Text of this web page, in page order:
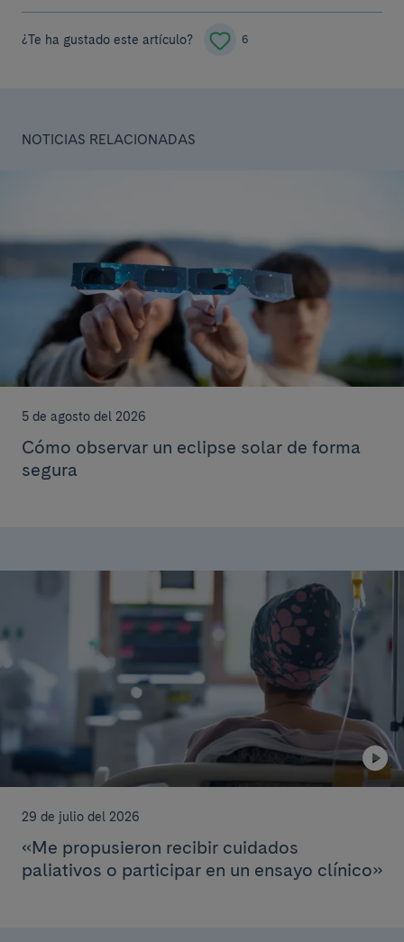
¿Te ha gustado este artículo? 6
NOTICIAS RELACIONADAS
5 de agosto del 2026
Cómo observar un eclipse solar de forma
segura
29 de julio del 2026
«Me propusieron recibir cuidados
paliativos o participar en un ensayo clínico»